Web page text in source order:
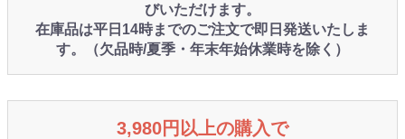
びいただけます。
在庫品は平日14時までのご注文で即日発送いたしま
す。（欠品時/夏季・年末年始休業時を除く）
3,980円以上の購入で